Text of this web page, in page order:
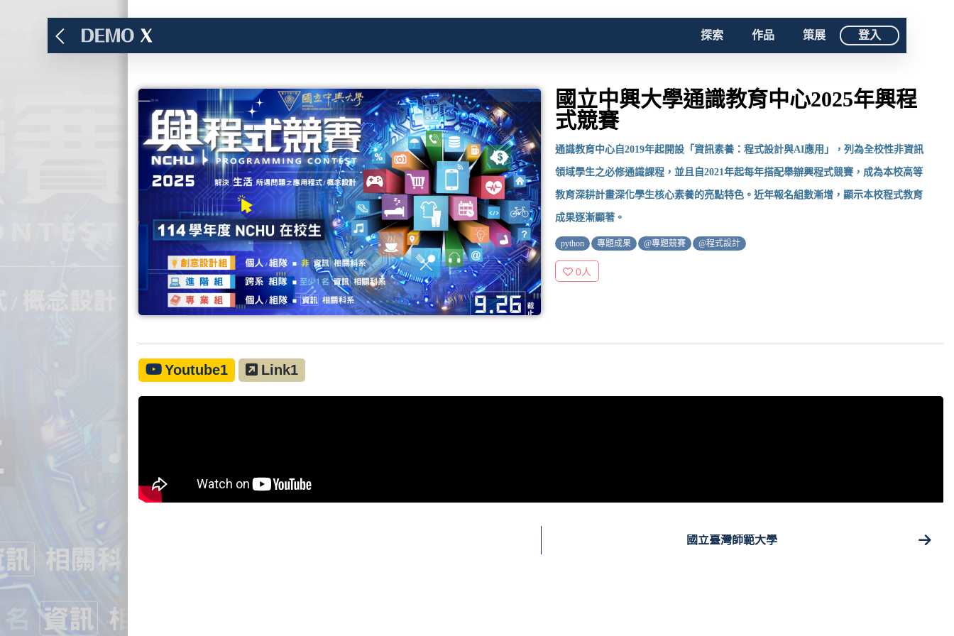
Demo X 探索 作品 策展 登入
國立中興大學通識教育中心2025年興程
式競賽
通識教育中心自2019年起開設「資訊素養：程式設計與AI應用」，列為全校性非資訊
領域學生之必修通識課程，並且自2021年起每年搭配舉辦興程式競賽，成為本校高等
教育深耕計畫深化學生核心素養的亮點特色。近年報名組數漸增，顯示本校程式教育
成果逐漸顯著。
python 專題成果 @專題競賽 @程式設計
0人
Youtube1 Link1
國立臺灣師範大學